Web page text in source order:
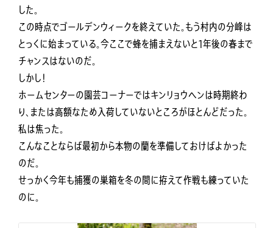
した。
この時点でゴールデンウィークを終えていた。もう村内の分峰は
とっくに始まっている。今ここで蜂を捕まえないと1年後の春まで
チャンスはないのだ。
しかし！
ホームセンターの園芸コーナーではキンリョウヘンは時期終わ
り、または高額なため入荷していないところがほとんどだった。
私は焦った。
こんなことならば最初から本物の蘭を準備しておけばよかった
のだ。
せっかく今年も捕獲の巣箱を冬の間に拵えて作戦も練っていた
のに。